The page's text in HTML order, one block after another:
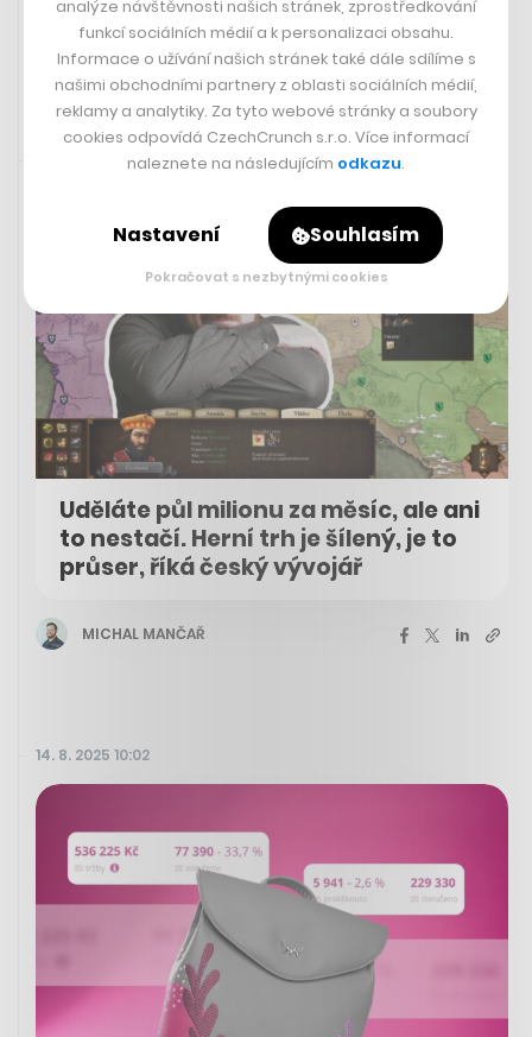
FILIP MAGALHÃES
14. 8. 2025 11:37
Uděláte půl milionu za měsíc, ale ani
to nestačí. Herní trh je šílený, je to
průser, říká český vývojář
MICHAL MANČAŘ
14. 8. 2025 10:02
analýze návštěvnosti našich stránek, zprostředkování
funkcí sociálních médií a k personalizaci obsahu.
Informace o užívání našich stránek také dále sdílíme s
našimi obchodními partnery z oblasti sociálních médií,
reklamy a analytiky. Za tyto webové stránky a soubory
cookies odpovídá CzechCrunch s.r.o. Více informací
naleznete na následujícím odkazu.
Nastavení Souhlasím
Pokračovat s nezbytnými cookies